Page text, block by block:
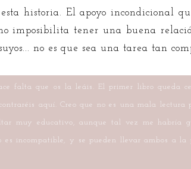
historia. El apoyo incondicional
imposibilita tener una buena
no es que sea una tarea tan
falta que os la leáis. El primer libro queda
aquí. Creo que no es una mala lectura
muy educativo, aunque tal vez me habría
incompatible, y se pueden llevar ambos a la